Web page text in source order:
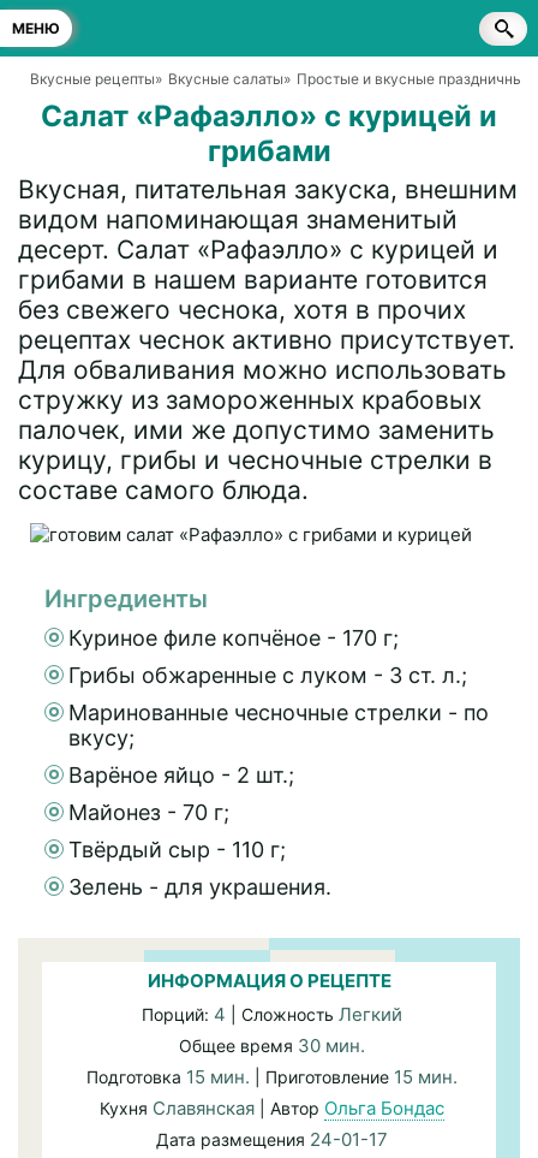
МЕНЮ
Вкусные рецепты» Вкусные салаты» Простые и вкусные праздничные
Салат «Рафаэлло» с курицей и
грибами
Вкусная, питательная закуска, внешним
видом напоминающая знаменитый
десерт. Салат «Рафаэлло» с курицей и
грибами в нашем варианте готовится
без свежего чеснока, хотя в прочих
рецептах чеснок активно присутствует.
Для обваливания можно использовать
стружку из замороженных крабовых
палочек, ими же допустимо заменить
курицу, грибы и чесночные стрелки в
составе самого блюда.
Ингредиенты
Куриное филе копчёное - 170 г;
Грибы обжаренные с луком - 3 ст. л.;
Маринованные чесночные стрелки - по
вкусу;
Варёное яйцо - 2 шт.;
Майонез - 70 г;
Твёрдый сыр - 110 г;
Зелень - для украшения.
ИНФОРМАЦИЯ О РЕЦЕПТЕ
Порций: 4 | Сложность Легкий
Общее время 30 мин.
Подготовка 15 мин. | Приготовление 15 мин.
Кухня Славянская | Автор Ольга Бондас
Дата размещения 24-01-17